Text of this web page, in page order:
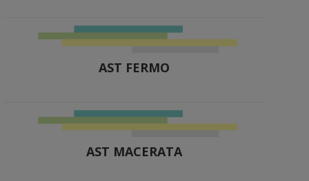
AST FERMO
AST MACERATA